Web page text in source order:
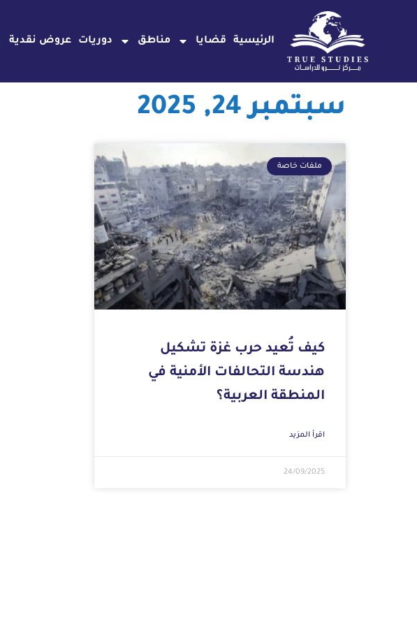
الرئيسية قضايا مناطق دوريات عروض نقدية
سبتمبر 24, 2025
ملفات خاصة
كيف تُعيد حرب غزة تشكيل
هندسة التحالفات الأمنية في
المنطقة العربية؟
اقرأ المزيد
24/09/2025